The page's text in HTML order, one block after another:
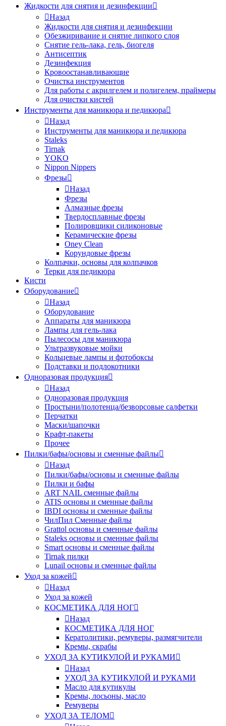
Жидкости для снятия и дезинфекции
Назад
Жидкости для снятия и дезинфекции
Обезжиривание и снятие липкого слоя
Снятие гель-лака, гель, биогеля
Антисептик
Дезинфекция
Кровоостанавливающие
Очистка инструментов
Для работы с акрилгелем и полигелем, праймеры
Для очистки кистей
Инструменты для маникюра и педикюра
Назад
Инструменты для маникюра и педикюра
Staleks
Tirnak
YOKO
Nippon Nippers
Фрезы
Назад
Фрезы
Алмазные фрезы
Твердосплавные фрезы
Полировщики силиконовые
Керамические фрезы
Oney Clean
Корундовые фрезы
Колпачки, основы для колпачков
Терки для педикюра
Кисти
Оборудование
Назад
Оборудование
Аппараты для маникюра
Лампы для гель-лака
Пылесосы для маникюра
Ультразвуковые мойки
Кольцевые лампы и фотобоксы
Подставки и подлокотники
Одноразовая продукция
Назад
Одноразовая продукция
Простыни/полотенца/безворсовые салфетки
Перчатки
Маски/шапочки
Крафт-пакеты
Прочее
Пилки/бафы/основы и сменные файлы
Назад
Пилки/бафы/основы и сменные файлы
Пилки и бафы
ART NAIL сменные файлы
ATIS основы и сменные файлы
IBDI основы и сменные файлы
ЧилПил Сменные файлы
Grattol основы и сменные файлы
Staleks основы и сменные файлы
Smart основы и сменные файлы
Tirnak пилки
Lunail основы и сменные файлы
Уход за кожей
Назад
Уход за кожей
КОСМЕТИКА ДЛЯ НОГ
Назад
КОСМЕТИКА ДЛЯ НОГ
Кератолитики, ремуверы, размягчители
Кремы, скрабы
УХОД ЗА КУТИКУЛОЙ И РУКАМИ
Назад
УХОД ЗА КУТИКУЛОЙ И РУКАМИ
Масло для кутикулы
Кремы, лосьоны, масло
Ремуверы
УХОД ЗА ТЕЛОМ